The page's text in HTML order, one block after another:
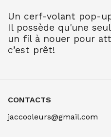
Un cerf-volant pop-
Il possède qu'une
un fil à nouer pour
c’est prêt!
CONTACTS
jaccooleurs@gmail.com